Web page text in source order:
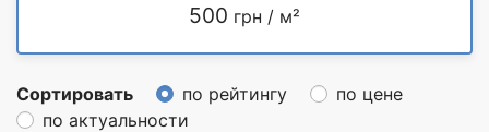
500 грн / м²
Сортировать по рейтингу
по цене
по актуальности